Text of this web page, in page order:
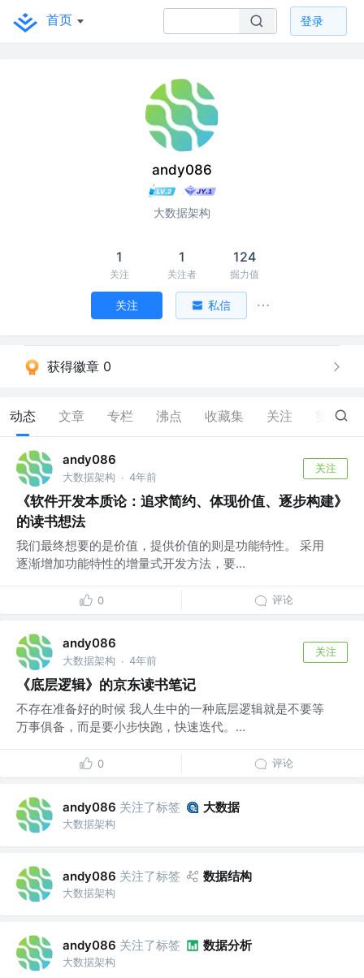
首页 登录
andy086
大数据架构
1
关注
1
关注者
124
掘力值
关注 私信
获得徽章 0
动态 文章 专栏 沸点 收藏集 关注 0
andy086
大数据架构 · 4年前
关注
《软件开发本质论：追求简约、体现价值、逐步构建》
的读书想法
我们最终想要的是价值，提供价值的则是功能特性。 采用
逐渐增加功能特性的增量式开发方法，要...
0 评论
andy086
大数据架构 · 4年前
关注
《底层逻辑》的京东读书笔记
不存在准备好的时候 我人生中的一种底层逻辑就是不要等
万事俱备，而是要小步快跑，快速迭代。...
0 评论
andy086 关注了标签 大数据
大数据架构
andy086 关注了标签 数据结构
大数据架构
andy086 关注了标签 数据分析
大数据架构